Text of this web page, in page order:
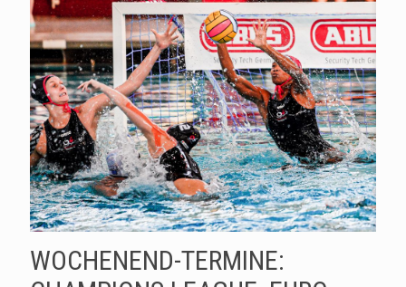
WOCHENEND-TERMINE: